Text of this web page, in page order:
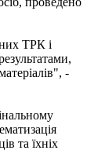
ТРК і
-
та їхніх